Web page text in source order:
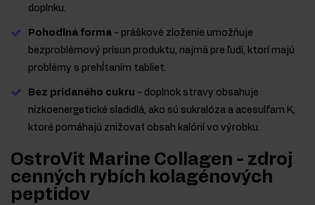
doplnku.
Pohodlná forma - práškové zloženie umožňuje
bezproblémový prísun produktu, najmä pre ľudí, ktorí majú
problémy s prehĺtaním tabliet.
Bez pridaného cukru - doplnok stravy obsahuje
nízkoenergetické sladidlá, ako sú sukralóza a acesulfam K,
ktoré pomáhajú znižovať obsah kalórií vo výrobku.
OstroVit Marine Collagen - zdroj
cenných rybích kolagénových
peptidov